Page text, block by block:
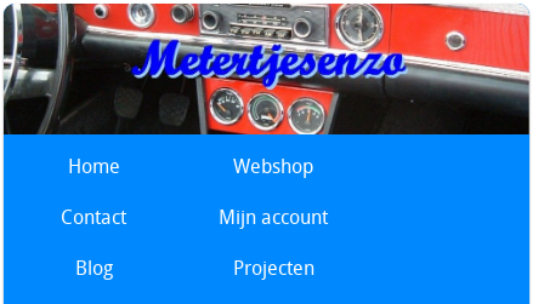
Home
Webshop
Contact
Mijn account
Blog
Projecten